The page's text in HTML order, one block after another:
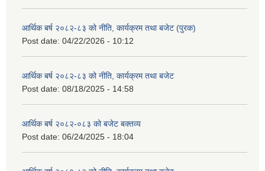
आर्थिक बर्ष २०८२-८३ को नीति, कार्यक्रम तथा बजेट (पुरक)
Post date: 04/22/2026 - 10:12
आर्थिक बर्ष २०८२-८३ को नीति, कार्यक्रम तथा बजेट
Post date: 08/18/2025 - 14:58
आर्थिक बर्ष २०८२-०८३ को बजेट बक्तव्य
Post date: 06/24/2025 - 18:04